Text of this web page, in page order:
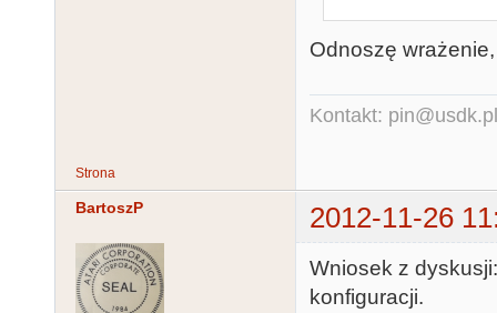
Odnoszę
Kontakt: pin@usdk.pl
Strona
BartoszP 2012-11-26
Wniosek z
konfiguracji.